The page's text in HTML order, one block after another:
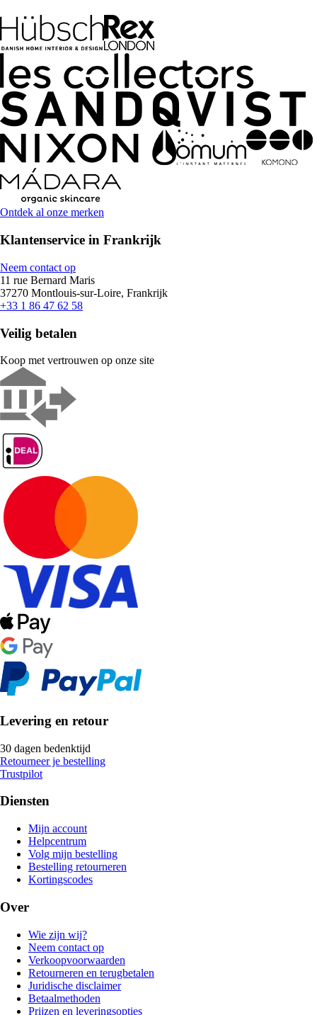
Ontdek al onze merken
Klantenservice in Frankrijk
Neem contact op
11 rue Bernard Maris
37270 Montlouis-sur-Loire, Frankrijk
+33 1 86 47 62 58
Veilig betalen
Koop met vertrouwen op onze site
Levering en retour
30 dagen bedenktijd
Retourneer je bestelling
Trustpilot
Diensten
Mijn account
Helpcentrum
Volg mijn bestelling
Bestelling retourneren
Kortingscodes
Over
Wie zijn wij?
Neem contact op
Verkoopvoorwaarden
Retourneren en terugbetalen
Juridische disclaimer
Betaalmethoden
Prijzen en leveringsopties